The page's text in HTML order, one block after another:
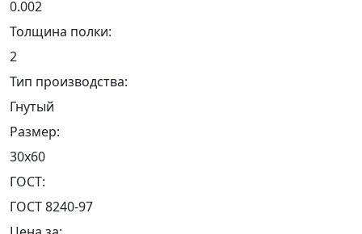
0.002
Толщина полки:
2
Тип производства:
Гнутый
Размер:
30х60
ГОСТ:
ГОСТ 8240-97